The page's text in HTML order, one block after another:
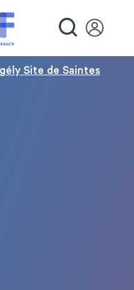
Site de Saintes